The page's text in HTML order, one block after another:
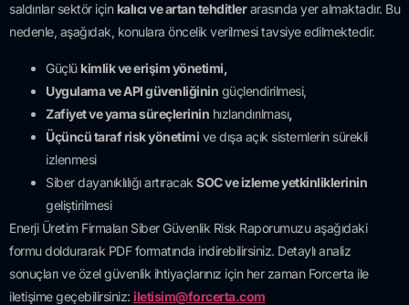
saldırılar sektör için kalıcı ve artan tehditlerarasında yer almaktadır. Bu
nedenle, aşağıdak, konulara öncelik verilmesi tavsiye edilmektedir.
Güçlü kimlik ve erişim yönetimi,
Uygulama ve API güvenliğinin güçlendirilmesi,
Zafiyet ve yama süreçlerinin hızlandırılması,
Üçüncü taraf risk yönetimi ve dışa açık sistemlerin sürekli
izlenmesi
Siber dayanıklılığı artıracak SOC ve izleme yetkinliklerinin
geliştirilmesi
Enerji Üretim Firmaları Siber Güvenlik Risk Raporumuzu aşağıdaki
formu doldurarak PDF formatında indirebilirsiniz. Detaylı analiz
sonuçları ve özel güvenlik ihtiyaçlarınız için her zaman Forcerta ile
iletişime geçebilirsiniz: iletisim@forcerta.com